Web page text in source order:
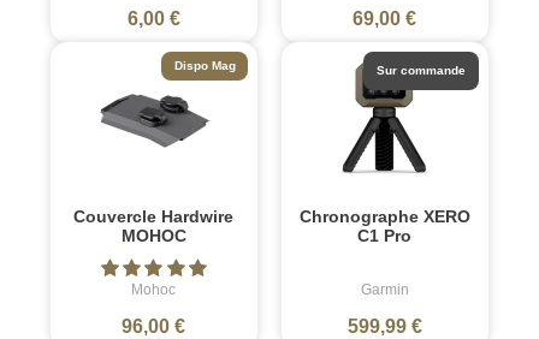
6,00 € 69,00 €
Couvercle Hardwire
MOHOC
Mohoc
96,00 €
Dispo Mag
Chronographe XERO
C1 Pro
Garmin
599,99 €
Sur commande